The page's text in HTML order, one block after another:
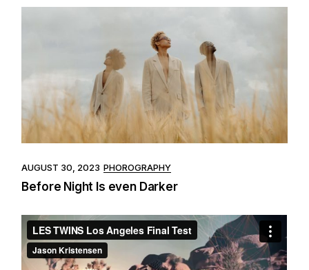
AUGUST 30, 2023 PHOROGRAPHY
Before Night Is even Darker